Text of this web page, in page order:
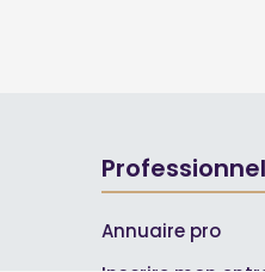
Annuaire pro